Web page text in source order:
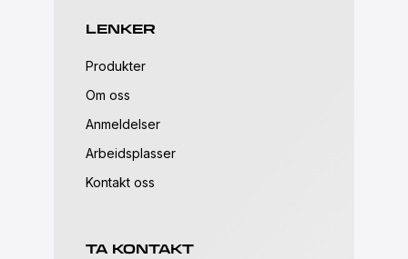
LENKER
Produkter
Om oss
Anmeldelser
Arbeidsplasser
Kontakt oss
TA KONTAKT